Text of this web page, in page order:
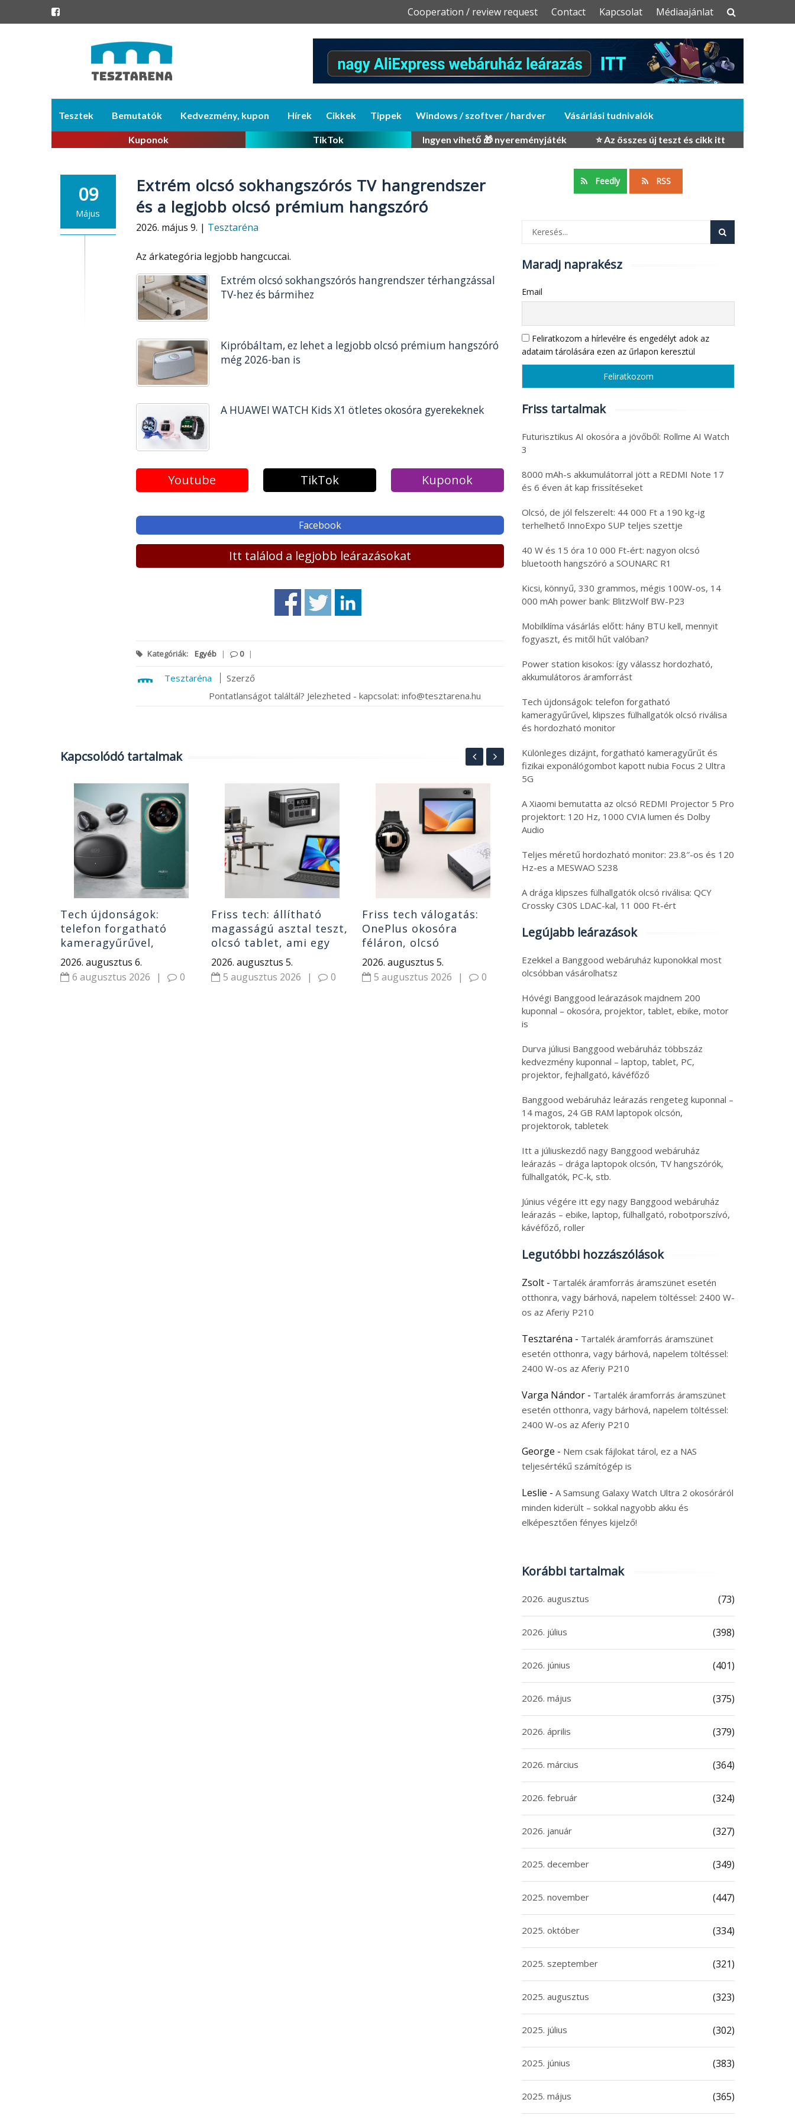
Skip
Cooperation / review request Contact Kapcsolat Médiaajánlat
content
Tesztek Bemutatók Kedvezmény, kupon Hírek Cikkek Tippek Windows / szoftver / hardver Vásárlási tudnivalók
Kuponok TikTok Ingyen vihető 🎁 nyereményjáték ⭐ Az összes új teszt és cikk itt
09
Május
Extrém olcsó sokhangszórós TV hangrendszer
és a legjobb olcsó prémium hangszóró
2026. május 9. | Tesztaréna
Az árkategória legjobb hangcuccai.
Extrém olcsó sokhangszórós hangrendszer térhangzással
TV-hez és bármihez
Kipróbáltam, ez lehet a legjobb olcsó prémium hangszóró
még 2026-ban is
A HUAWEI WATCH Kids X1 ötletes okosóra gyerekeknek
Youtube TikTok Kuponok
Facebook
Itt találod a legjobb leárazásokat
Kategóriák: Egyéb | 0 |
Tesztaréna
Szerző
Pontatlanságot találtál? Jelezheted - kapcsolat: info@tesztarena.hu
Kapcsolódó tartalmak
Tech újdonságok:
telefon forgatható
kameragyűrűvel,
klipszes fülhallgatók
olcsó riválisa és
hordozható monitor
2026. augusztus 6.
6 augusztus 2026
| 0
Friss tech: állítható
magasságú asztal teszt,
olcsó tablet, ami egy
laptop, tartalék
áramforrás, 8580 mAh
Xiaomi
2026. augusztus 5.
5 augusztus 2026
| 0
Friss tech válogatás:
OnePlus okosóra
féláron, olcsó
nyolcmagos Ryzen 7 PC
és Android 16 tablet
2026. augusztus 5.
5 augusztus 2026
| 0
Techkörkép: szuperolcsó
10 magos laptop és
robotporszívó, és
kézikonzol
4 augusztus 2026 | 0
Friss tech:
tesztelt, 13.4″-os
4 augusztus 2026
Feedly RSS
Maradj naprakész
Email
Feliratkozom a hírlevélre és engedélyt adok az
adataim tárolására ezen az űrlapon keresztül
Friss tartalmak
Futurisztikus AI okosóra a jövőből: Rollme AI Watch
3
8000 mAh-s akkumulátorral jött a REDMI Note 17
és 6 éven át kap frissítéseket
Olcsó, de jól felszerelt: 44 000 Ft a 190 kg-ig
terhelhető InnoExpo SUP teljes szettje
40 W és 15 óra 10 000 Ft-ért: nagyon olcsó
bluetooth hangszóró a SOUNARC R1
Kicsi, könnyű, 330 grammos, mégis 100W-os, 14
000 mAh power bank: BlitzWolf BW-P23
Mobilklíma vásárlás előtt: hány BTU kell, mennyit
fogyaszt, és mitől hűt valóban?
Power station kisokos: így válassz hordozható,
akkumulátoros áramforrást
Tech újdonságok: telefon forgatható
kameragyűrűvel, klipszes fülhallgatók olcsó riválisa
és hordozható monitor
Különleges dizájnt, forgatható kameragyűrűt és
fizikai exponálógombot kapott nubia Focus 2 Ultra
5G
A Xiaomi bemutatta az olcsó REDMI Projector 5 Pro
projektort: 120 Hz, 1000 CVIA lumen és Dolby
Audio
Teljes méretű hordozható monitor: 23.8″-os és 120
Hz-es a MESWAO S238
A drága klipszes fülhallgatók olcsó riválisa: QCY
Crossky C30S LDAC-kal, 11 000 Ft-ért
Legújabb leárazások
Ezekkel a Banggood webáruház kuponokkal most
olcsóbban vásárolhatsz
Hóvégi Banggood leárazások majdnem 200
kuponnal – okosóra, projektor, tablet, ebike, motor
is
Durva júliusi Banggood webáruház többszáz
kedvezmény kuponnal – laptop, tablet, PC,
projektor, fejhallgató, kávéfőző
Banggood webáruház leárazás rengeteg kuponnal –
14 magos, 24 GB RAM laptopok olcsón,
projektorok, tabletek
Itt a júliuskezdő nagy Banggood webáruház
leárazás – drága laptopok olcsón, TV hangszórók,
fülhallgatók, PC-k, stb.
Június végére itt egy nagy Banggood webáruház
leárazás – ebike, laptop, fülhallgató, robotporszívó,
kávéfőző, roller
Legutóbbi hozzászólások
Zsolt - Tartalék áramforrás áramszünet esetén
otthonra, vagy bárhová, napelem töltéssel: 2400 W-
os az Aferiy P210
Tesztaréna - Tartalék áramforrás áramszünet
esetén otthonra, vagy bárhová, napelem töltéssel:
2400 W-os az Aferiy P210
Varga Nándor - Tartalék áramforrás áramszünet
esetén otthonra, vagy bárhová, napelem töltéssel:
2400 W-os az Aferiy P210
George - Nem csak fájlokat tárol, ez a NAS
teljesértékű számítógép is
Leslie - A Samsung Galaxy Watch Ultra 2 okosóráról
minden kiderült – sokkal nagyobb akku és
elképesztően fényes kijelző!
Korábbi tartalmak
2026. augusztus (73)
2026. július (398)
2026. június (401)
2026. május (375)
2026. április (379)
2026. március (364)
2026. február (324)
2026. január (327)
2025. december (349)
2025. november (447)
2025. október (334)
2025. szeptember (321)
2025. augusztus (323)
2025. július (302)
2025. június (383)
2025. május (365)